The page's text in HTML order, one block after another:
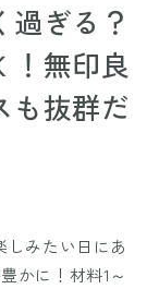
ぎる？
！無印良
も抜群だ
しみたい日にあ
かに！材料1～